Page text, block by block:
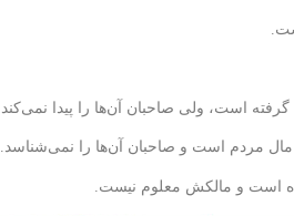
است، ولی صاحبان آن‌ها را پیدا نمی‌کند.
مال مردم است و صاحبان آن‌ها را نمی‌شناسد.
است و مالکش معلوم نیست.